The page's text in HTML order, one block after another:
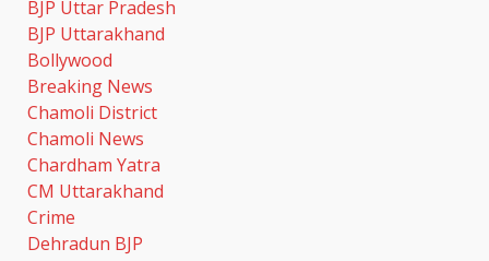
BJP Uttar Pradesh
BJP Uttarakhand
Bollywood
Breaking News
Chamoli District
Chamoli News
Chardham Yatra
CM Uttarakhand
Crime
Dehradun BJP